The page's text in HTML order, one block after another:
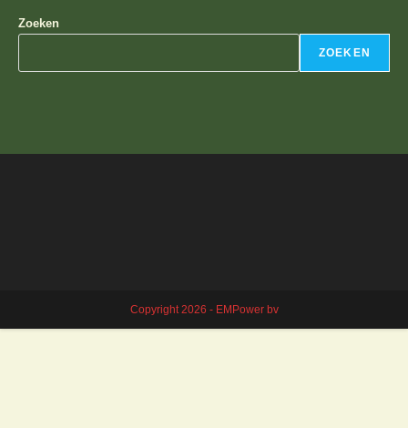
Zoeken
ZOEKEN
Copyright 2026 - EMPower bv